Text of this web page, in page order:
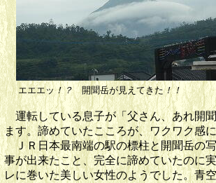
エエエッ！？開聞岳が見えてきた！！ 開
運転している息子が「父さん、あれ開
ます。諦めていたこころが、ワクワク感
ＪＲ日本最南端の駅の標柱と開聞岳の
事が出来たこと、完全に諦めていたのに
レに巻いた美しい女性のようでした。青